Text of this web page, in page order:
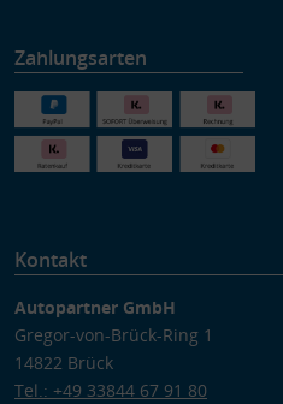
Zahlungsarten
Kontakt
Autopartner GmbH
Gregor-von-Brück-Ring 1
14822 Brück
Tel.: +49 33844 67 91 80